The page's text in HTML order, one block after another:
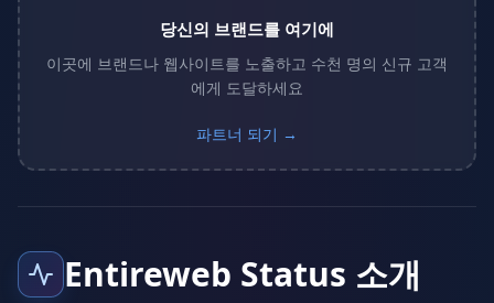
당신의 브랜드를 여기에
이곳에 브랜드나 웹사이트를 노출하고 수천 명의 신규 고객
에게 도달하세요
파트너 되기 →
Entireweb Status 소개